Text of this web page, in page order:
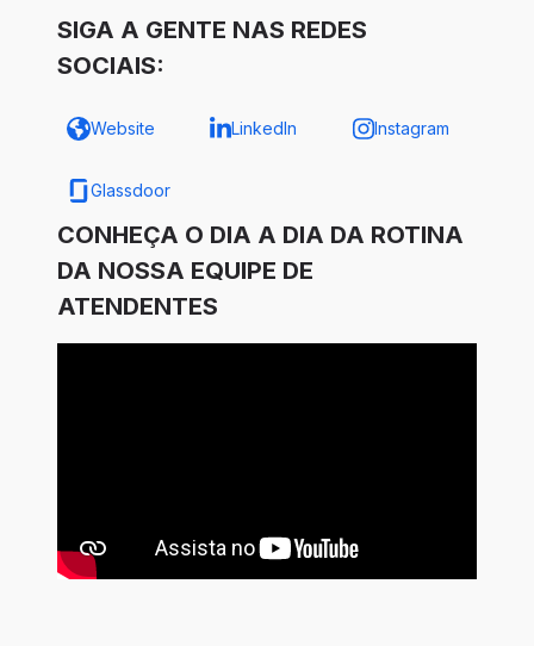
SIGA A GENTE NAS REDES
SOCIAIS:
Website LinkedIn Instagram
Glassdoor
CONHEÇA O DIA A DIA DA ROTINA
DA NOSSA EQUIPE DE
ATENDENTES